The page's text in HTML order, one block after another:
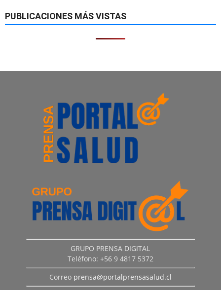
PUBLICACIONES MÁS VISTAS
GRUPO PRENSA DIGITAL
Teléfono: +56 9 4817 5372
Correo prensa@portalprensasalud.cl